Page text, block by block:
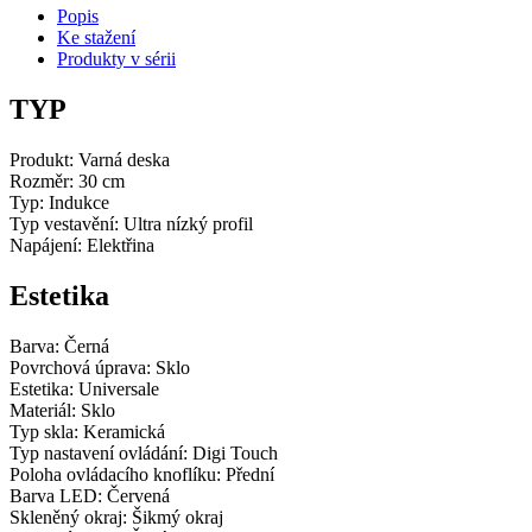
Popis
Ke stažení
Produkty v sérii
TYP
Produkt: Varná deska
Rozměr: 30 cm
Typ: Indukce
Typ vestavění: Ultra nízký profil
Napájení: Elektřina
Estetika
Barva: Černá
Povrchová úprava: Sklo
Estetika: Universale
Materiál: Sklo
Typ skla: Keramická
Typ nastavení ovládání: Digi Touch
Poloha ovládacího knoflíku: Přední
Barva LED: Červená
Skleněný okraj: Šikmý okraj